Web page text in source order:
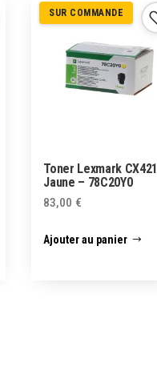
SUR COMMANDE
Toner Lexmark CX421
Jaune – 78C20Y0
83,00 €
Ajouter au panier